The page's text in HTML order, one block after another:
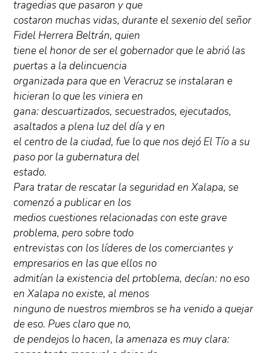
tragedias que pasaron y que
costaron muchas vidas, durante el sexenio del señor
Fidel Herrera Beltrán, quien
tiene el honor de ser el gobernador que le abrió las
puertas a la delincuencia
organizada para que en Veracruz se instalaran e
hicieran lo que les viniera en
gana: descuartizados, secuestrados, ejecutados,
asaltados a plena luz del día y en
el centro de la ciudad, fue lo que nos dejó El Tío a su
paso por la gubernatura del
estado.
Para tratar de rescatar la seguridad en Xalapa, se
comenzó a publicar en los
medios cuestiones relacionadas con este grave
problema, pero sobre todo
entrevistas con los líderes de los comerciantes y
empresarios en las que ellos no
admitían la existencia del prtoblema, decían: no eso
en Xalapa no existe, al menos
ninguno de nuestros miembros se ha venido a quejar
de eso. Pues claro que no,
de pendejos lo hacen, la amenaza es muy clara: